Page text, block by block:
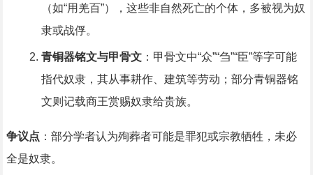
（如“用羌百”），这些非自然死亡的个体，多被视为奴
隶或战俘。
青铜器铭文与甲骨文：甲骨文中“众”“刍”“臣”等字可能
指代奴隶，其从事耕作、建筑等劳动；部分青铜器铭
文则记载商王赏赐奴隶给贵族。
争议点 ：部分学者认为殉葬者可能是罪犯或宗教牺牲，未必
全是奴隶。